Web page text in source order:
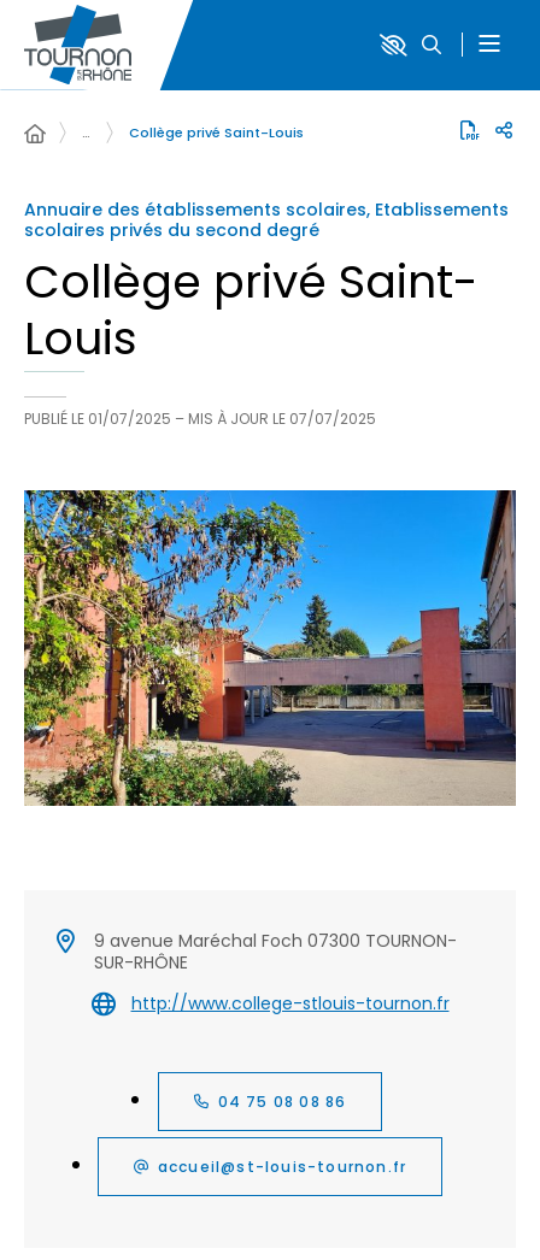
… Collège privé Saint-Louis
Annuaire des établissements scolaires, Etablissements
scolaires privés du second degré
Collège privé Saint-
Louis
PUBLIÉ LE 01/07/2025 – MIS À JOUR LE 07/07/2025
9 avenue Maréchal Foch 07300 TOURNON-
SUR-RHÔNE
http://www.college-stlouis-tournon.fr
04 75 08 08 86
accueil@st-louis-tournon.fr